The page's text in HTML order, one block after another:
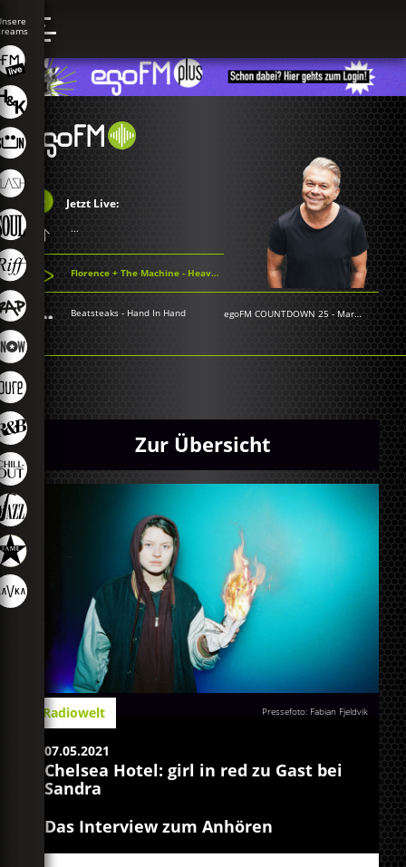
Jetzt Live:
...
Florence + The Machine - Heavy In Your Arms
Beatsteaks - Hand In Hand egoFM COUNTDOWN 25 - Markus Kavka
Zur Übersicht
Pressefoto: Fabian Fjeldvik
Radiowelt
07.05.2021
Chelsea Hotel: girl in red zu Gast bei
Sandra
Das Interview zum Anhören